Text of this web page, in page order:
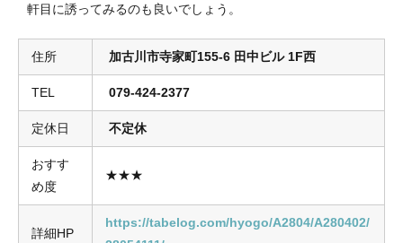
軒目に誘ってみるのも良いでしょう。
住所 加古川市寺家町155-6 田中ビル 1F西
TEL 079-424-2377
定休日 不定休
おすす
め度
★★★
詳細HP
https://tabelog.com/hyogo/A2804/A280402/